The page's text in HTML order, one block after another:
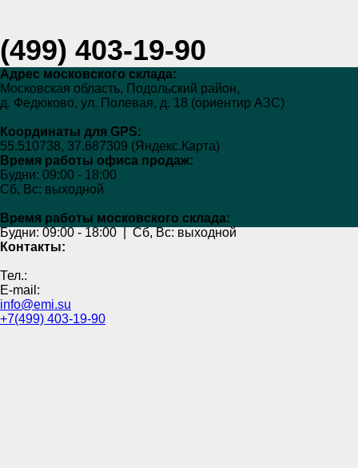
(499) 403-19-90
Адрес московского склада:
Московская область, Подольский район,
д. Федюково, ул. Полевая, д. 18 (ориентир АЗС)
Координаты для GPS:
55.510738, 37.687309 (Яндекс.Карта)
Время работы офиса продаж:
Будни: 09:00 - 18:00
Сб, Вс: выходной
Время работы московского склада:
Будни: 09:00 - 18:00 Сб, Вс: выходной
Контакты:
Тел.:
E-mail:
info@emi.su
+7(499) 403-19-90